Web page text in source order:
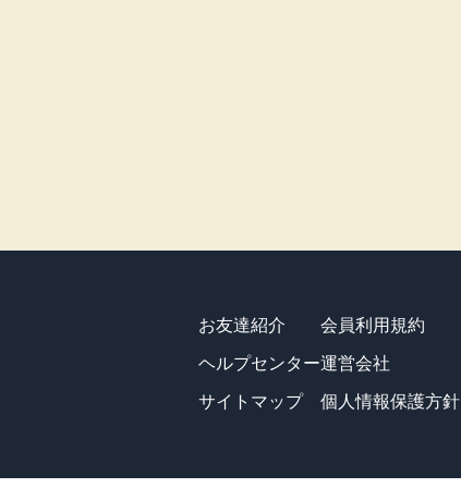
お友達紹介
ヘルプセンター
サイトマップ
会員利用規約
運営会社
個人情報保護方針